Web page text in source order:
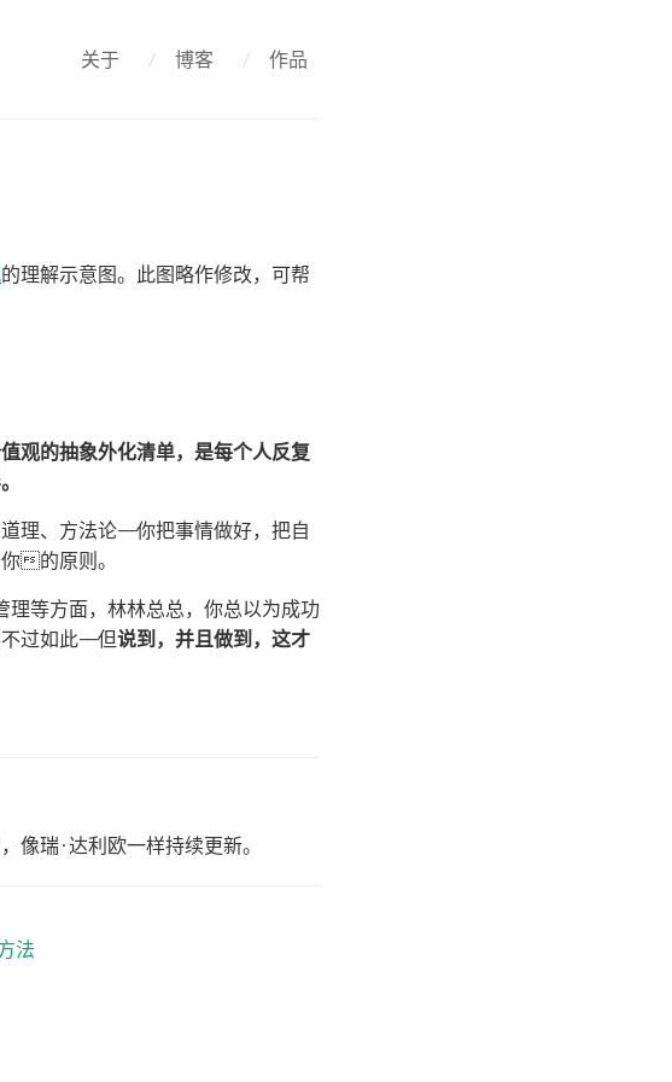
关于 / 博客 / 作品
的理解示意图。此图略作修改，可帮
观的抽象外化清单，是每个人反复
理、方法论——你把事情做好，把自
的原则。
等方面，林林总总，你总以为成功
过如此——但说到，并且做到，这才
像瑞·达利欧一样持续更新。
法